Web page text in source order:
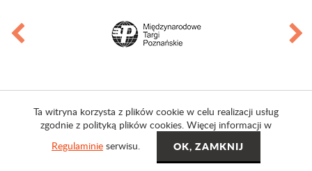
Ta witryna korzysta z plików cookie w celu realizacji usług
zgodnie z polityką plików cookies. Więcej informacji w
Regulaminie serwisu.